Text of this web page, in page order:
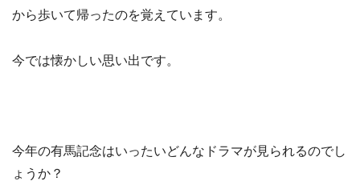
から歩いて帰ったのを覚えています。
今では懐かしい思い出です。
今年の有馬記念はいったいどんなドラマが見られるのでし
ょうか？